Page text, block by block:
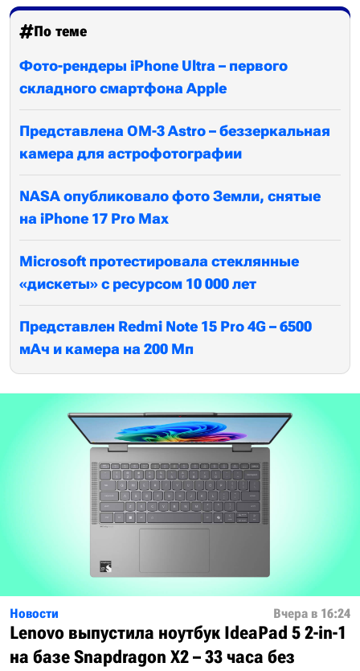
По теме
Фото-рендеры iPhone Ultra – первого
складного смартфона Apple
Представлена OM-3 Astro – беззеркальная
камера для астрофотографии
NASA опубликовало фото Земли, снятые
на iPhone 17 Pro Max
Microsoft протестировала стеклянные
«дискеты» с ресурсом 10 000 лет
Представлен Redmi Note 15 Pro 4G – 6500
мАч и камера на 200 Мп
Новости Вчера в 16:24
Lenovo выпустила ноутбук IdeaPad 5 2-in-1
на базе Snapdragon X2 – 33 часа без